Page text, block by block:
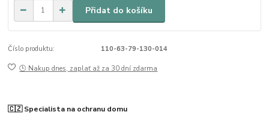
Přidat do košíku
Číslo produktu: 110-63-79-130-014
🕒 Nakup dnes, zaplať až za 30 dní zdarma
🇨🇿 Specialista na ochranu domu